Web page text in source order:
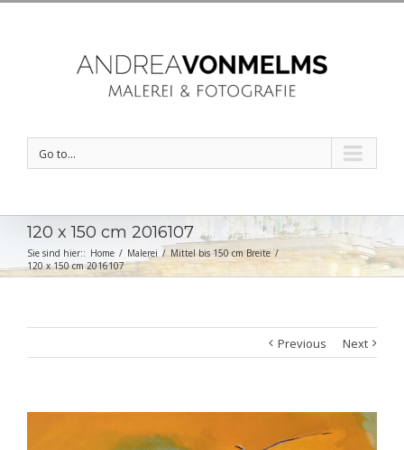
Go to...
120 x 150 cm 2016107
Sie sind hier:: Home / Malerei / Mittel bis 150 cm Breite /
120 x 150 cm 2016107
Previous Next